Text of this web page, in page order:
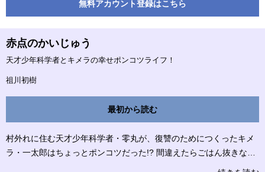
無料アカウント登録はこちら
赤点のかいじゅう
天才少年科学者とキメラの幸せポンコツライフ！
祖川初樹
最初から読む
村外れに住む天才少年科学者・零丸が、復讐のためにつくったキメ
ラ・一太郎はちょっとポンコツだった!? 間違えたらごはん抜きな、